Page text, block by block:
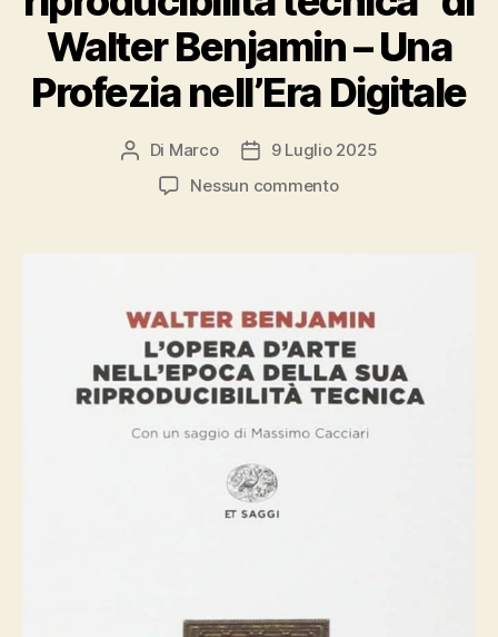
Walter Benjamin – Una
Profezia nell’Era Digitale
Autore
articolo
Di Marco
Data9 Luglio 2025
Nessun commentosu
sua
riproducibilità
tecnica”
di
Walter
Benjamin